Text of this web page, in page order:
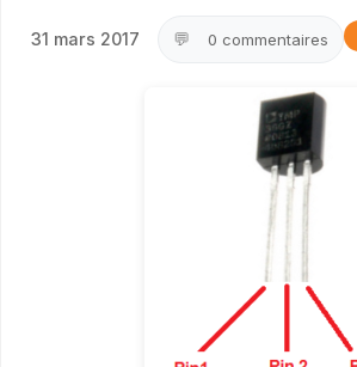
31 mars 2017 💬 0 commentaires